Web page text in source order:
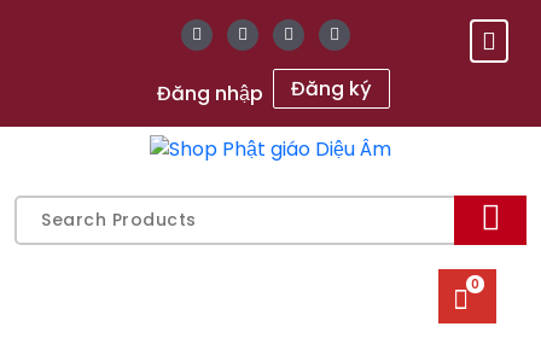
Đăng nhập
Đăng ký
Gửi chữ Tâm, gieo mầm An Lạc
Search
for:
0